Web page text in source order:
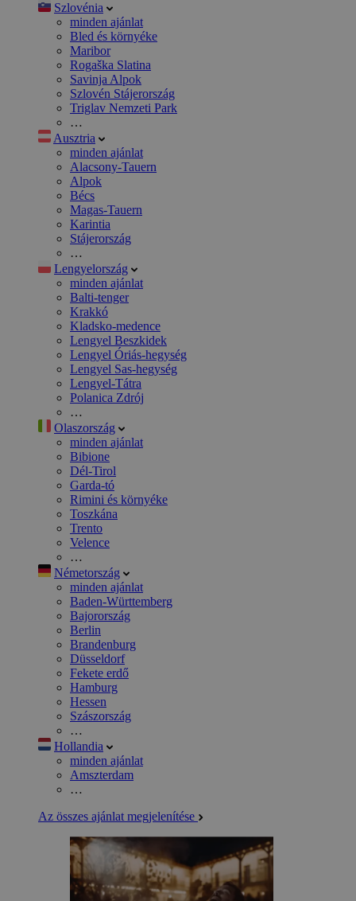
Szlovénia
minden ajánlat
Bled és környéke
Maribor
Rogaška Slatina
Savinja Alpok
Szlovén Stájerország
Triglav Nemzeti Park
…
Ausztria
minden ajánlat
Alacsony-Tauern
Alpok
Bécs
Magas-Tauern
Karintia
Stájerország
…
Lengyelország
minden ajánlat
Balti-tenger
Krakkó
Kladsko-medence
Lengyel Beszkidek
Lengyel Óriás-hegység
Lengyel Sas-hegység
Lengyel-Tátra
Polanica Zdrój
…
Olaszország
minden ajánlat
Bibione
Dél-Tirol
Garda-tó
Rimini és környéke
Toszkána
Trento
Velence
…
Németország
minden ajánlat
Baden-Württemberg
Bajorország
Berlin
Brandenburg
Düsseldorf
Fekete erdő
Hamburg
Hessen
Szászország
…
Hollandia
minden ajánlat
Amszterdam
…
Az összes ajánlat megjelenítése